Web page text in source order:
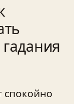
гадания
спокойно